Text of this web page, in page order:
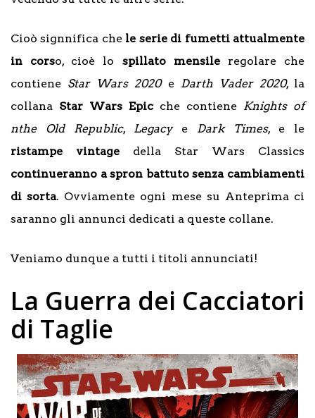
Cioò signnifica che le serie di fumetti attualmente
in corso, cioè lo spillato mensileregolare che
contiene Star Wars 2020e Darth Vader 2020, la
collana Star Wars Epicche contiene Knights of
nthe Old Republic, Legacye Dark Times, e le
ristampe vintage della Star Wars Classics
continueranno a spron battuto senza cambiamenti
di sorta. Ovviamente ogni mese su Anteprima ci
saranno gli annunci dedicati a queste collane.
Veniamo dunque a tutti i titoli annunciati!
La Guerra dei Cacciatori
di Taglie